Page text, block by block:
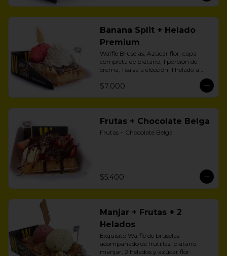
Banana Split + Helado
Premium
Waffle Bruselas, Azúcar flor, capa
completa de plátano, 1 porción de
crema, 1 salsa a elección, 1 helado a
$7.000
Frutas + Chocolate Belga
Frutas + Chocolate Belga
$5.400
Manjar + Frutas + 2
Helados
Exquisito Waffle de bruselas
acompañado de frutillas, plátano,
manjar, 2 helados y azúcar flor.